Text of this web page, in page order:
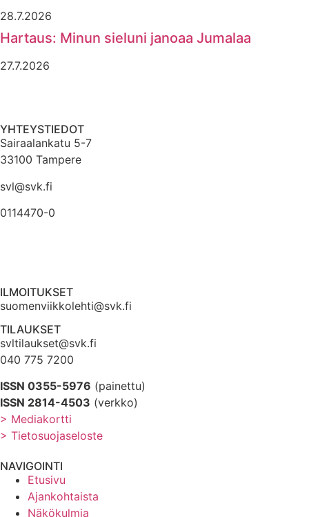
28.7.2026
Hartaus: Minun sieluni janoaa Jumalaa
27.7.2026
YHTEYSTIEDOT
Sairaalankatu 5-7
33100 Tampere
svl@svk.fi
0114470-0
ILMOITUKSET
suomenviikkolehti@svk.fi
TILAUKSET
svltilaukset@svk.fi
040 775 7200
ISSN 0355-5976 (painettu)
ISSN 2814-4503 (verkko)
> Mediakortti
> Tietosuojaseloste
NAVIGOINTI
Etusivu
Ajankohtaista
Näkökulmia